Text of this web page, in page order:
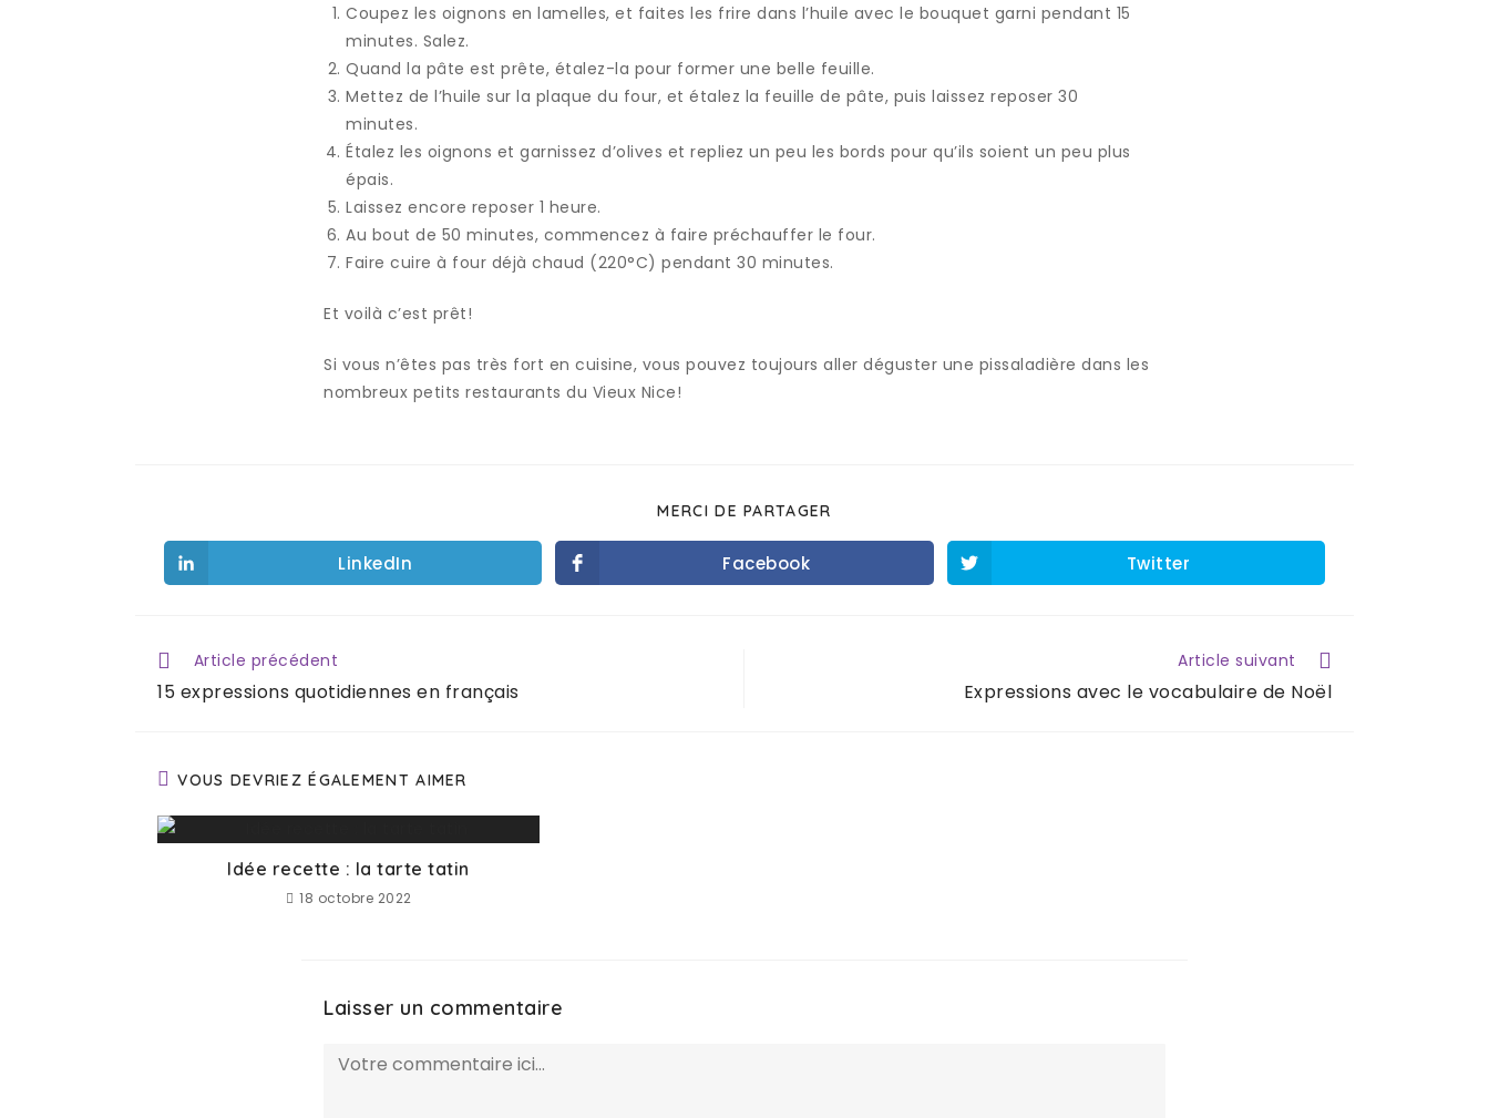
Coupez les oignons en lamelles, et faites les frire dans l’huile avec le bouquet garni pendant 15
minutes. Salez.
Quand la pâte est prête, étalez-la pour former une belle feuille.
Mettez de l’huile sur la plaque du four, et étalez la feuille de pâte, puis laissez reposer 30
minutes.
Étalez les oignons et garnissez d’olives et repliez un peu les bords pour qu’ils soient un peu plus
épais.
Laissez encore reposer 1 heure.
Au bout de 50 minutes, commencez à faire préchauffer le four.
Faire cuire à four déjà chaud (220°C) pendant 30 minutes.
Et voilà c’est prêt!
Si vous n’êtes pas très fort en cuisine, vous pouvez toujours aller déguster une pissaladière dans les
nombreux petits restaurants du Vieux Nice!
MERCI DE PARTAGER
LinkedIn Facebook Twitter
Article précédent
15 expressions quotidiennes en français
Article suivant
Expressions avec le vocabulaire de Noël
VOUS DEVRIEZ ÉGALEMENT AIMER
Idée recette : la tarte tatin
18 octobre 2022
Laisser un commentaire